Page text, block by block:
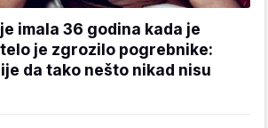
imala 36 godina kada je
je zgrozilo pogrebnike:
da tako nešto nikad nisu